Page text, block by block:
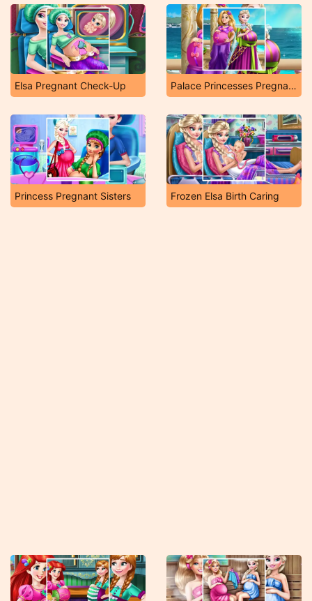
Elsa Pregnant Check-Up Palace Princesses Pregnant Bffs
Princess Pregnant Sisters Frozen Elsa Birth Caring